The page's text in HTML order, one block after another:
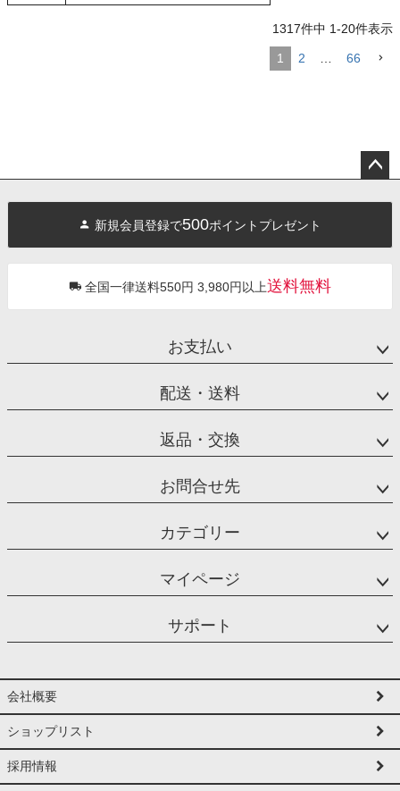
1317件中 1-20件表示
1 2 66
へ
新規会員登録で500ポイントプレゼント
全国一律送料550円 3,980円以上送料無料
お支払い
配送・送料
返品・交換
お問合せ先
カテゴリー
マイページ
サポート
会社概要
ショップリスト
採用情報